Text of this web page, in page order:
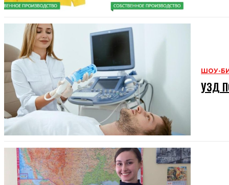
ШОУ-
УЗД